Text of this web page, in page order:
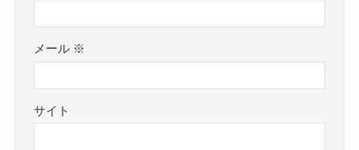
メール ※
サイト